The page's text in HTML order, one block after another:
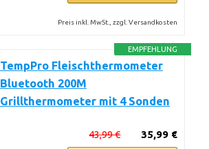
Preis inkl. MwSt., zzgl. Versandkosten
EMPFEHLUNG
TempPro Fleischthermometer
Bluetooth 200M
Grillthermometer mit 4 Sonden
35,99 €
43,99 €